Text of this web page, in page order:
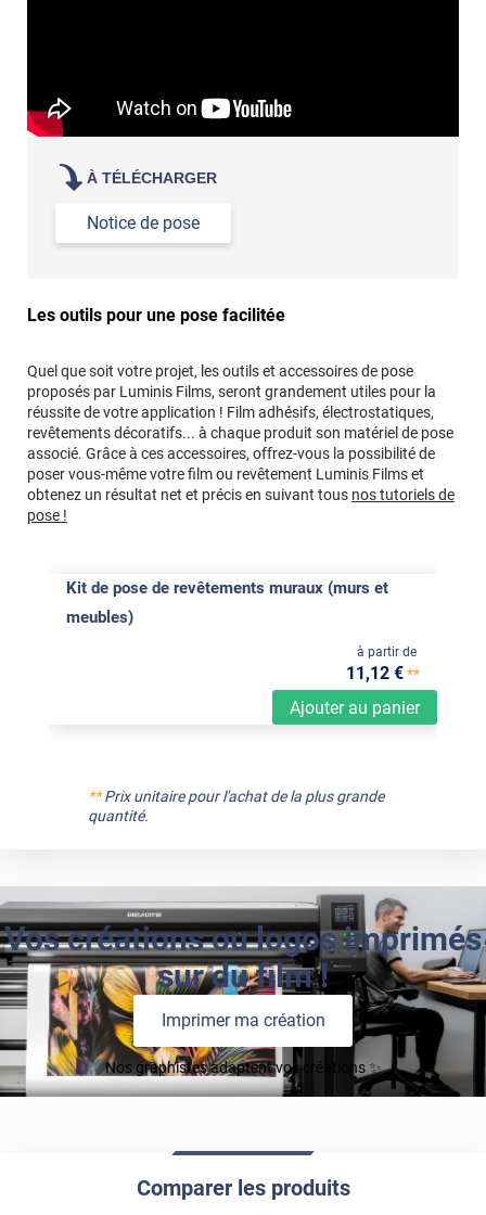
À TÉLÉCHARGER
Notice de pose
Les outils pour une pose facilitée
Quel que soit votre projet, les outils et accessoires de pose
proposés par Luminis Films, seront grandement utiles pour la
réussite de votre application ! Film adhésifs, électrostatiques,
revêtements décoratifs... à chaque produit son matériel de pose
associé. Grâce à ces accessoires, offrez-vous la possibilité de
poser vous-même votre film ou revêtement Luminis Films et
obtenez un résultat net et précis en suivant tous nos tutoriels de
pose !
Kit de pose de revêtements muraux (murs et
meubles)
Ajouter au panier
à partir de
11,12 €**
**Prix unitaire pour l'achat de la plus grande
quantité.
Vos créations ou logos imprimés
sur du film !
Imprimer ma création
Nos graphistes adaptent vos créations ✨
Comparer les produits